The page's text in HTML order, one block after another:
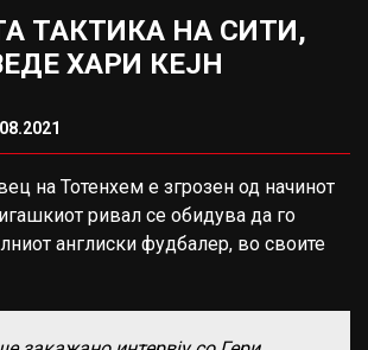
ТАКТИКА НА СИТИ,
ХАРИ КЕЈН
на Тотенхем е згрозен од начинот
ривал се обидува да го
англиски фудбалер, во своите